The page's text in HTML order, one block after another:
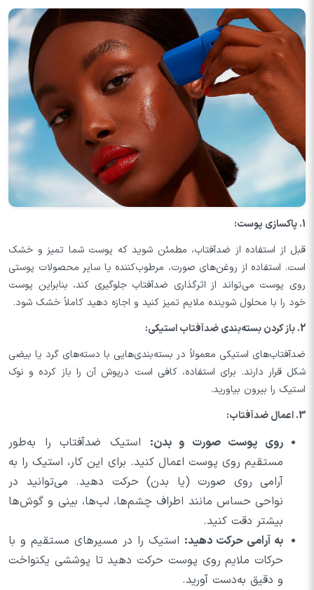
1. پاکسازی پوست:
قبل از استفاده از ضدآفتاب، مطمئن شوید که پوست شما تمیز و خشک
است. استفاده از روغن‌های صورت، مرطوب‌کننده یا سایر محصولات پوستی
روی پوست می‌تواند از اثرگذاری ضدآفتاب جلوگیری کند، بنابراین پوست
خود را با محلول شوینده ملایم تمیز کنید و اجازه دهید کاملاً خشک شود.
2. باز کردن بسته‌بندی ضدآفتاب استیکی:
ضدآفتاب‌های استیکی معمولاً در بسته‌بندی‌هایی با دسته‌های گرد یا بیضی
شکل قرار دارند. برای استفاده، کافی است درپوش آن را باز کرده و نوک
استیک را بیرون بیاورید.
3. اعمال ضدآفتاب:
روی پوست صورت و بدن: استیک ضدآفتاب را به‌طور
مستقیم روی پوست اعمال کنید. برای این کار، استیک را به
آرامی روی صورت (یا بدن) حرکت دهید. می‌توانید در
نواحی حساس مانند اطراف چشم‌ها، لب‌ها، بینی و گوش‌ها
بیشتر دقت کنید.
به آرامی حرکت دهید: استیک را در مسیرهای مستقیم و با
حرکات ملایم روی پوست حرکت دهید تا پوششی یکنواخت
و دقیق به‌دست آورید.